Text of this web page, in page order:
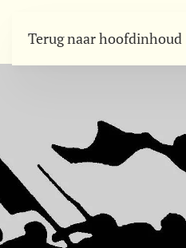
Terug naar hoofdinhoud